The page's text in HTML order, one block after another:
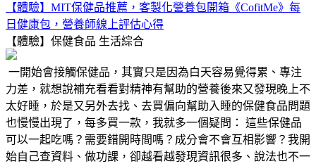
【體驗】MIT保健品推薦，客製化營養包開箱《CofitMe》每
日健康包，營養師線上評估心得
【體驗】保健食品 生活綜合
一開始會接觸保健品，其實只是因為白天容易覺得累、專注
力差，就想說補充看看對精神有幫助的營養後來又發現晚上不
太好睡，於是又另外去找、去買偏向幫助入睡的保健食品問題
也慢慢出現了，每多買一款，我就多一個疑問： 這些保健品
可以一起吃嗎？需要錯開時間嗎？成分會不會互相影響？我開
始自己查資料、做功課，卻越看越發現資訊很多、說法也不一